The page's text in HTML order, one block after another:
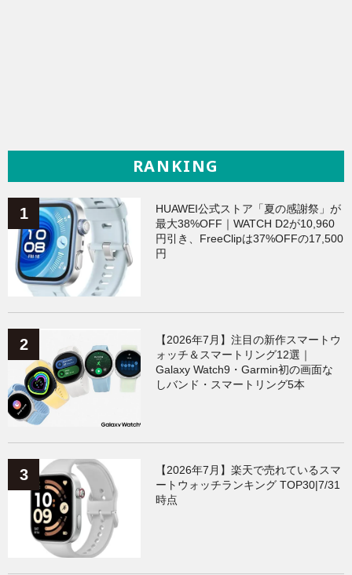
RANKING
HUAWEI公式ストア「夏の感謝祭」が
最大38%OFF｜WATCH D2が10,960
円引き、FreeClipは37%OFFの17,500
円
【2026年7月】注目の新作スマートウ
ォッチ＆スマートリング12選｜
Galaxy Watch9・Garmin初の画面な
しバンド・スマートリング5本
【2026年7月】楽天で売れているスマ
ートウォッチランキング TOP30|7/31
時点